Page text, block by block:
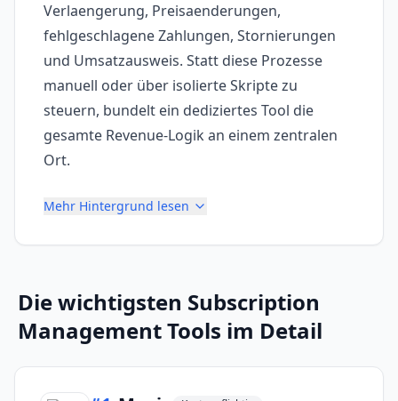
Verlaengerung, Preisaenderungen,
fehlgeschlagene Zahlungen, Stornierungen
und Umsatzausweis. Statt diese Prozesse
manuell oder über isolierte Skripte zu
steuern, bundelt ein dediziertes Tool die
gesamte Revenue-Logik an einem zentralen
Ort.
Mehr Hintergrund lesen
Die wichtigsten Subscription
Management Tools im Detail